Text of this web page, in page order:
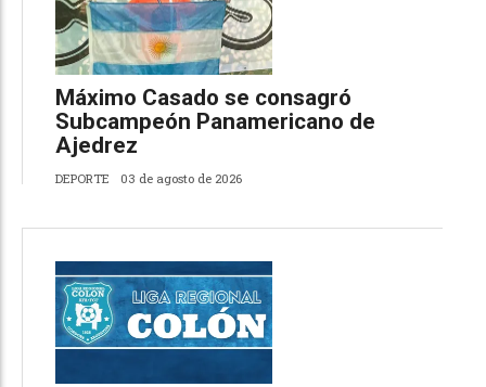
Máximo Casado se consagró
Subcampeón Panamericano de
Ajedrez
DEPORTE 03 de agosto de 2026